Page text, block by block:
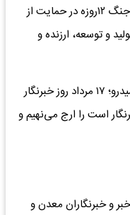
نگاه تیزبین این عزیزان به ویژه در دوران جنگ ۱۲روزه در حمایت از
و توسعه، ارزنده و
اینجانب به نمایندگی از خانواده بزرگ ایمیدرو؛ ۱۷ مرداد روز خبرنگار
است را ارج می‌نهیم و
و خبرنگاران معدن و